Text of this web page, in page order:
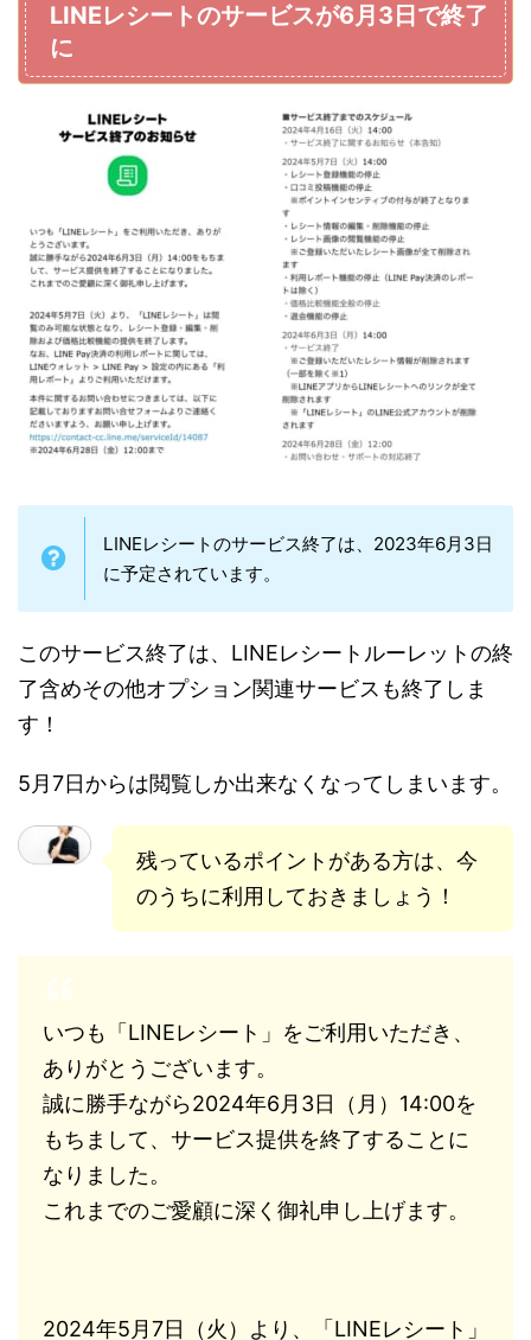
LINEレシートのサービスが6月3日で終了
に
LINEレシートのサービス終了は、2023年6月3日
に予定されています。
このサービス終了は、LINEレシートルーレットの終
了含めその他オプション関連サービスも終了しま
す！
5月7日からは閲覧しか出来なくなってしまいます。
残っているポイントがある方は、今
のうちに利用しておきましょう！
いつも「LINEレシート」をご利用いただき、
ありがとうございます。
誠に勝手ながら2024年6月3日（月）14:00を
もちまして、サービス提供を終了することに
なりました。
これまでのご愛顧に深く御礼申し上げます。
2024年5月7日（火）より、「LINEレシート」